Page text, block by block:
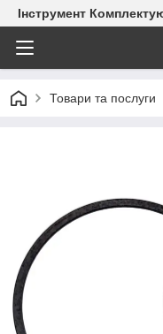
Інструмент
Товари та послуги